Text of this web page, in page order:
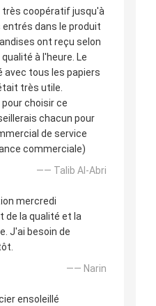
coopératif jusqu'à
dans le produit
ont reçu selon
à l'heure. Le
avec tous les papiers
très utile.
choisir ce
chacun pour
de service
commerciale)
—— Talib Al-Abri
mercredi
de la qualité et la
J'ai besoin de
—— Narin
ensoleillé